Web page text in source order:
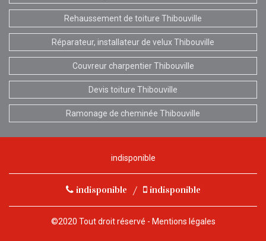
Rehaussement de toiture Thibouville
Réparateur, installateur de velux Thibouville
Couvreur charpentier Thibouville
Devis toiture Thibouville
Ramonage de cheminée Thibouville
indisponible
indisponible / indisponible
©2020 Tout droit réservé - Mentions légales